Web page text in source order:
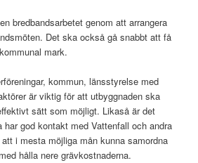
bredbandsarbetet genom att arrangera
Det ska också gå snabbt att få
mark.
kommun, länsstyrelse med
är viktig för att utbyggnaden ska
sätt som möjligt. Likaså är det
har god kontakt med Vattenfall och andra
i mesta möjliga mån kunna samordna
hålla nere grävkostnaderna.